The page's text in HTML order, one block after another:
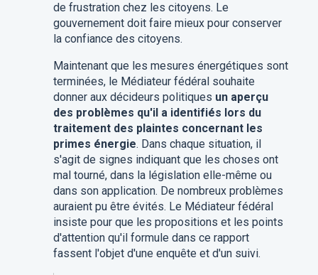
de frustration chez les citoyens. Le
gouvernement doit faire mieux pour conserver
la confiance des citoyens.
Maintenant que les mesures énergétiques sont
terminées, le Médiateur fédéral souhaite
donner aux décideurs politiques un aperçu
des problèmes qu'il a identifiés lors du
traitement des plaintes concernant les
primes énergie. Dans chaque situation, il
s'agit de signes indiquant que les choses ont
mal tourné, dans la législation elle-même ou
dans son application. De nombreux problèmes
auraient pu être évités. Le Médiateur fédéral
insiste pour que les propositions et les points
d'attention qu'il formule dans ce rapport
fassent l'objet d'une enquête et d'un suivi.